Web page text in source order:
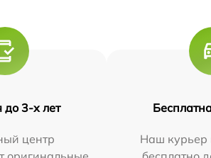
до 3-х лет
центр
Наш курьер